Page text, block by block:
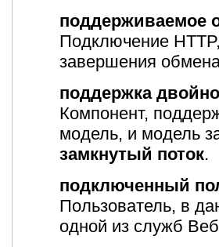
поддерживаемое
Подключение
завершения
поддержка
Компонент,
модель, и модель
замкнутый поток.
подключенный
Пользователь, в
одной из служб